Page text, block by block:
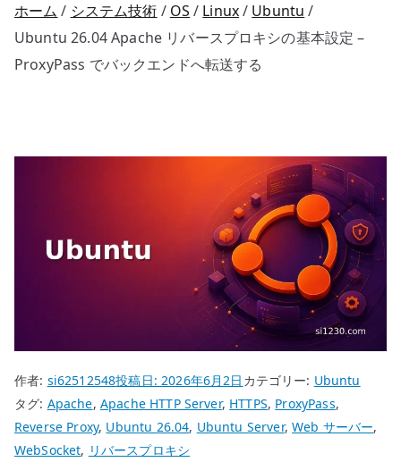
ホーム システム技術 OS Linux
Ubuntu
Ubuntu 26.04 Apache リバースプロキシの基本設定 –
ProxyPass でバックエンドへ転送する
作者: si62512548投稿日:2026年6月2日 カテゴリー: Ubuntu
タグ: Apache, Apache HTTP Server, HTTPS, ProxyPass,
Reverse Proxy, Ubuntu 26.04, Ubuntu Server,Web サーバー,
WebSocket, リバースプロキシ